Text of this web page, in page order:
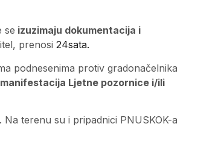
se izuzimaju dokumentacija i
prenosi 24sata.
podnesenima protiv gradonačelnika
Ljetne pozornice i/ili
terenu su i pripadnici PNUSKOK-a